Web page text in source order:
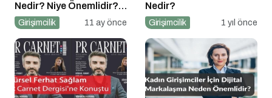
Nedir? Niye Önemlidir?
Stratejik Marka Yönetimi
Girişimcilik 11 ay önce
Nedir?
Girişimcilik 1 yıl önce